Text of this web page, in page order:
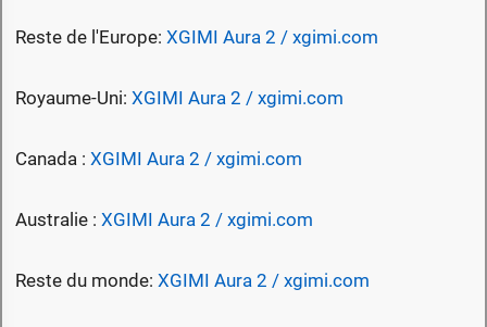
Reste de l'Europe: XGIMI Aura 2 / xgimi.com
Royaume-Uni: XGIMI Aura 2 / xgimi.com
Canada : XGIMI Aura 2 / xgimi.com
Australie : XGIMI Aura 2 / xgimi.com
Reste du monde: XGIMI Aura 2 / xgimi.com